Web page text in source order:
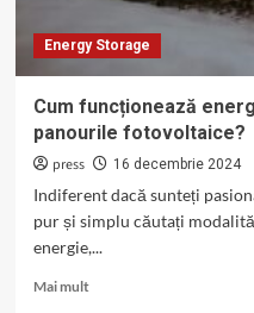
Energy Storage
Cum funcționează
panourile fotovoltaice?
press 16 decembrie 2024
Indiferent dacă sunteți
pur și simplu căutați
energie,...
Mai multRead